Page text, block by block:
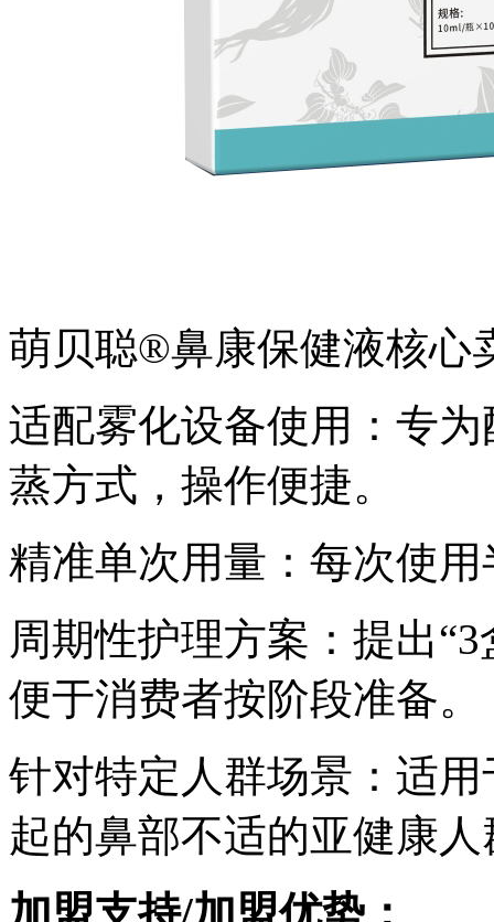
萌贝聪®鼻康保健液核心
适配雾化设备使用：专
蒸方式，操作便捷。
精准单次用量：每次使
周期性护理方案：提出
便于消费者按阶段准备。
针对特定人群场景：适
起的鼻部不适的亚健康
加盟支持/加盟优势：